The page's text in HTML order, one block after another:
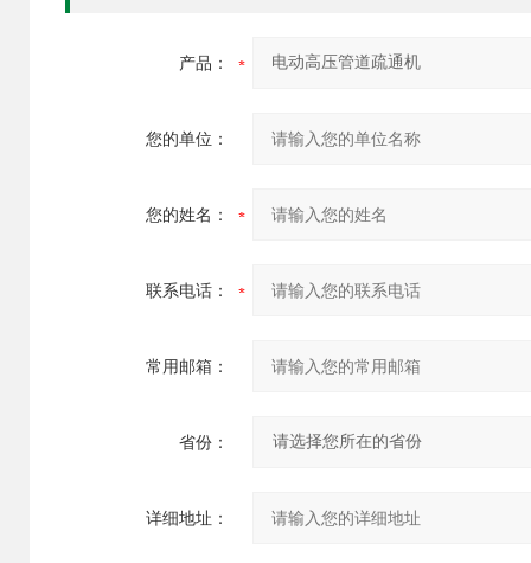
产品：
您的单位：
您的姓名：
联系电话：
常用邮箱：
省份：
详细地址：